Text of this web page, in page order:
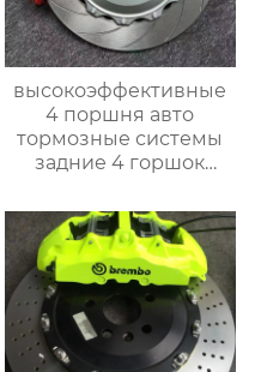
высокоэффективные
4 поршня авто
тормозные системы
задние 4 горшок
9202 для nissan 300zx
350z 370z большой
тормозной комплект